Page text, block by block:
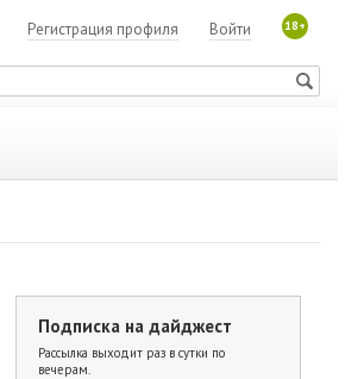
18+
Войти
Регистрация профиля
Подписка на дайджест
Рассылка выходит раз в сутки по
вечерам.